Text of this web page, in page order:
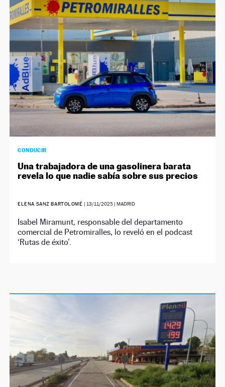
CONDUCIR
Una trabajadora de una gasolinera barata
revela lo que nadie sabía sobre sus precios
ELENA SANZ BARTOLOMÉ | 13/11/2025| MADRID
Isabel Miramunt, responsable del departamento
comercial de Petromiralles, lo reveló en el podcast
‘Rutas de éxito’.